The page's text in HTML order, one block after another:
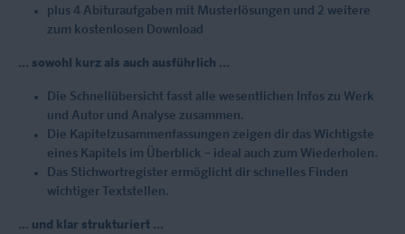
plus 4 Abituraufgaben mit Musterlösungen und 2 weitere
zum kostenlosen Download
... sowohl kurz als auch ausführlich ...
Die Schnellübersicht fasst alle wesentlichen Infos zu Werk
und Autor und Analyse zusammen.
Die Kapitelzusammenfassungen zeigen dir das Wichtigste
eines Kapitels im Überblick – ideal auch zum Wiederholen.
Das Stichwortregister ermöglicht dir schnelles Finden
wichtiger Textstellen.
... und klar strukturiert ...